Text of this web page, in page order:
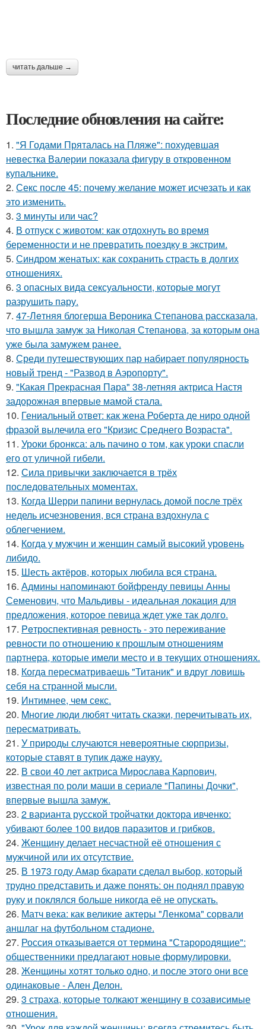
читать дальше →
Последние обновления на сайте:
1. "Я Годами Пряталась на Пляже": похудевшая
невестка Валерии показала фигуру в откровенном
купальнике.
2. Секс после 45: почему желание может исчезать и как
это изменить.
3. 3 минуты или час?
4. В отпуск с животом: как отдохнуть во время
беременности и не превратить поездку в экстрим.
5. Синдром женатых: как сохранить страсть в долгих
отношениях.
6. 3 опасных вида сексуальности, которые могут
разрушить пару.
7. 47-Лeтняя блoгерша Вероника Степанова рассказала,
что вышла замуж за Николая Степанова, за которым она
уже была замужем ранее.
8. Среди путешествующих пар набирает популярность
новый тренд - "Развод в Аэропорту".
9. "Какая Прекрасная Пара" 38-летняя актриса Настя
задорожная впервые мамой стала.
10. Гениальный ответ: как жена Роберта де ниро одной
фразой вылечила его "Кризис Среднего Возраста".
11. Уроки бронкса: аль пачино о том, как уроки спасли
его от уличной гибели.
12. Сила привычки заключается в трёх
последовательных моментах.
13. Когда Шерри папини вернулась домой после трёх
недель исчезновения, вся страна вздохнула с
облегчением.
14. Когда у мужчин и женщин самый высокий уровень
либидо.
15. Шесть актёров, которых любила вся страна.
16. Админы напоминают бойфренду певицы Анны
Семенович, что Мальдивы - идеальная локация для
предложения, которое певица ждет уже так долго.
17. Peтроспективная ревность - это переживание
ревности по отношению к прошлым отношениям
партнера, которые имели место и в текущих отношениях.
18. Когда пересматриваешь "Титаник" и вдруг ловишь
себя на странной мысли.
19. Интимнее, чем секс.
20. Mнoгие люди любят читать сказки, перечитывать их,
пересматривать.
21. У природы случаются невероятные сюрпризы,
которые ставят в тупик даже науку.
22. В свои 40 лет актриса Мирослава Карпович,
известная по роли маши в сериале "Папины Дочки",
впервые вышла замуж.
23. 2 варианта русской тройчатки доктора ивченко:
убивают более 100 видов паразитов и грибков.
24. Женщину делает несчастной её отношения с
мужчиной или их отсутствие.
25. В 1973 году Амар бхарати сделал выбор, который
трудно представить и даже понять: он поднял правую
руку и поклялся больше никогда её не опускать.
26. Матч века: как великие актеры "Ленкома" сорвали
аншлаг на футбольном стадионе.
27. Россия отказывается от термина "Старородящие":
общественники предлагают новые формулировки.
28. Женщины хотят только одно, и после этого они все
одинаковые - Ален Делон.
29. 3 страха, которые толкают женщину в созависимые
отношения.